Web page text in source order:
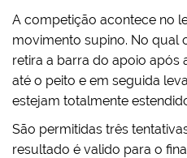
A competição acontece no
movimento supino. No qual
retira a barra do apoio após
até o peito e em seguida
estejam totalmente
São permitidas três
resultado é valido para o